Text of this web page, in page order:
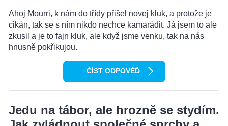
Ahoj Mourri, k nám do třídy přišel novej kluk, a protože je
cikán, tak se s ním nikdo nechce kamarádit. Já jsem to ale
zkusil a je to fajn kluk, ale když jsme venku, tak na nás
hnusně pokřikujou.
ČÍST ODPOVĚĎ
Jedu na tábor, ale hrozně se stydím.